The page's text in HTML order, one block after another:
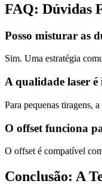
FAQ: Dúvidas
Posso misturar as
Sim. Uma estratégia
A qualidade laser
Para pequenas tiragens,
O offset funciona
O offset é compatível
Conclusão: A